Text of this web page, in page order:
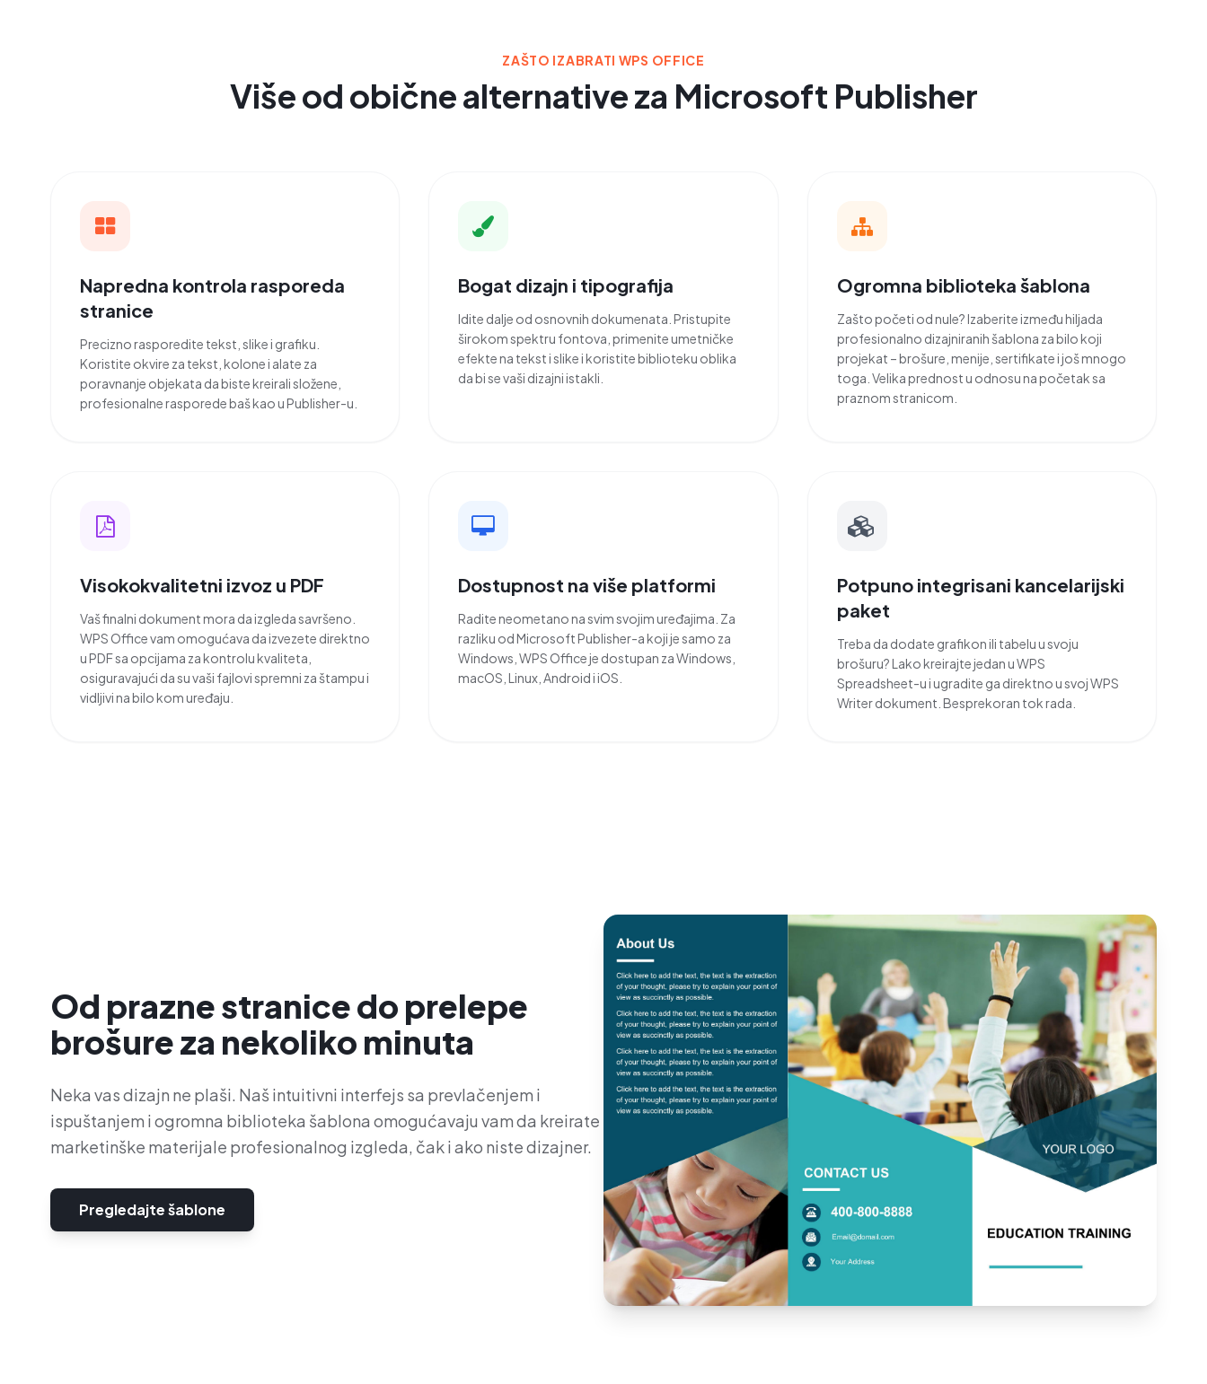
ZAŠTO IZABRATI WPS OFFICE
Više od obične alternative za Microsoft Publisher
Napredna kontrola rasporeda
stranice
Precizno rasporedite tekst, slike i grafiku.
Koristite okvire za tekst, kolone i alate za
poravnanje objekata da biste kreirali složene,
profesionalne rasporede baš kao u Publisher-u.
Bogat dizajn i tipografija
Idite dalje od osnovnih dokumenata. Pristupite
širokom spektru fontova, primenite umetničke
efekte na tekst i slike i koristite biblioteku oblika
da bi se vaši dizajni istakli.
Ogromna biblioteka šablona
Zašto početi od nule? Izaberite između hiljada
profesionalno dizajniranih šablona za bilo koji
projekat – brošure, menije, sertifikate i još mnogo
toga. Velika prednost u odnosu na početak sa
praznom stranicom.
Visokokvalitetni izvoz u PDF
Vaš finalni dokument mora da izgleda savršeno.
WPS Office vam omogućava da izvezete direktno
u PDF sa opcijama za kontrolu kvaliteta,
osiguravajući da su vaši fajlovi spremni za štampu i
vidljivi na bilo kom uređaju.
Dostupnost na više platformi
Radite neometano na svim svojim uređajima. Za
razliku od Microsoft Publisher-a koji je samo za
Windows, WPS Office je dostupan za Windows,
macOS, Linux, Android i iOS.
Potpuno integrisani kancelarijski
paket
Treba da dodate grafikon ili tabelu u svoju
brošuru? Lako kreirajte jedan u WPS
Spreadsheet-u i ugradite ga direktno u svoj WPS
Writer dokument. Besprekoran tok rada.
Od prazne stranice do prelepe
brošure za nekoliko minuta
Neka vas dizajn ne plaši. Naš intuitivni interfejs sa prevlačenjem i
ispuštanjem i ogromna biblioteka šablona omogućavaju vam da kreirate
marketinške materijale profesionalnog izgleda, čak i ako niste dizajner.
Pregledajte šablone